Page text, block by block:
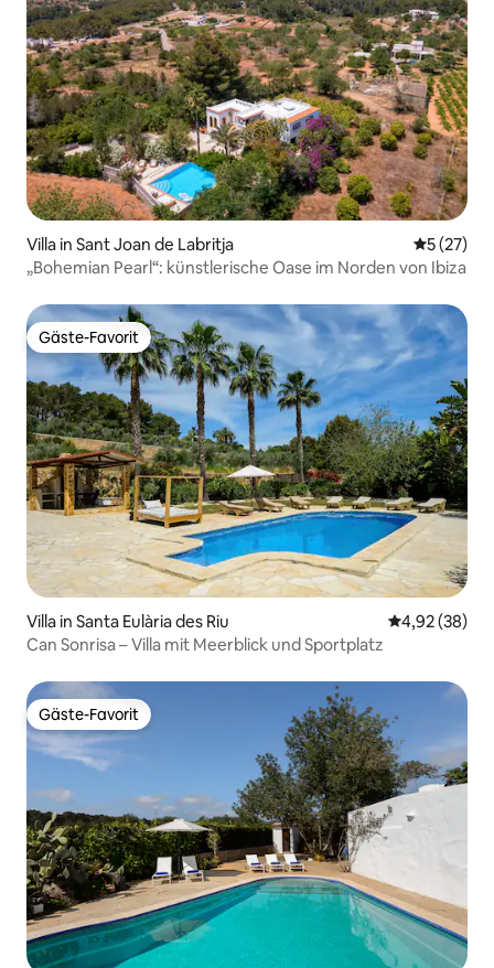
Villa in Sant Joan de Labritja
5 (27)
„Bohemian Pearl“: künstlerische Oase im Norden von Ibiza
Gäste-Favorit
Gäste-Favorit
Villa in Santa Eulària des Riu
4,92 (38)
Can Sonrisa – Villa mit Meerblick und Sportplatz
Gäste-Favorit
Gäste-Favorit